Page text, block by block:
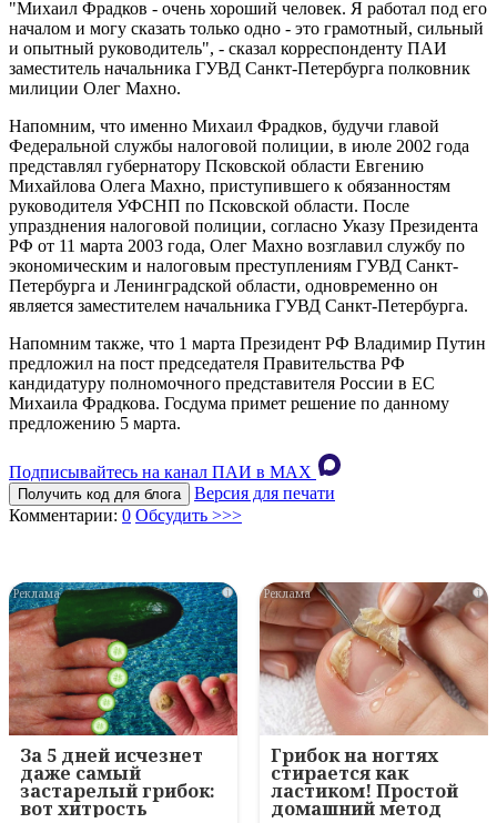
"Михаил Фрадков - очень хороший человек. Я работал под его
началом и могу сказать только одно - это грамотный, сильный
и опытный руководитель", - сказал корреспонденту ПАИ
заместитель начальника ГУВД Санкт-Петербурга полковник
милиции Олег Махно.
Напомним, что именно Михаил Фрадков, будучи главой
Федеральной службы налоговой полиции, в июле 2002 года
представлял губернатору Псковской области Евгению
Михайлова Олега Махно, приступившего к обязанностям
руководителя УФСНП по Псковской области. После
упразднения налоговой полиции, согласно Указу Президента
РФ от 11 марта 2003 года, Олег Махно возглавил службу по
экономическим и налоговым преступлениям ГУВД Санкт-
Петербурга и Ленинградской области, одновременно он
является заместителем начальника ГУВД Санкт-Петербурга.
Напомним также, что 1 марта Президент РФ Владимир Путин
предложил на пост председателя Правительства РФ
кандидатуру полномочного представителя России в ЕС
Михаила Фрадкова. Госдума примет решение по данному
предложению 5 марта.
Подписывайтесь на канал ПАИ в MAХ
Получить код для блога
Версия для печати
Комментарии: 0 Обсудить >>>
i
За 5 дней исчезнет
даже самый
застарелый грибок:
вот хитрость
i
Грибок на ногтях
стирается как
ластиком! Простой
домашний метод